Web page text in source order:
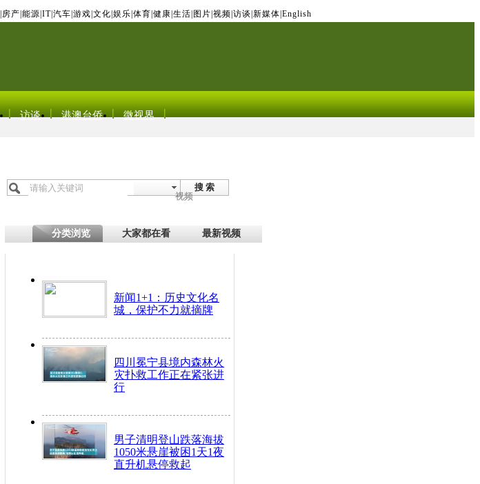
房产 能源 IT| 汽车 游戏 文化 娱乐 体育 健康 生活 图片 视频 访谈 新媒体 English
访谈 港澳台侨 微视界
搜 索
视频
分类浏览 大家都在看 最新视频
新闻1+1：历史文化名
城，保护不力就摘牌
四川冕宁县境内森林火
灾扑救工作正在紧张进
行
男子清明登山跌落海拔
1050米悬崖被困1天1夜
直升机悬停救起